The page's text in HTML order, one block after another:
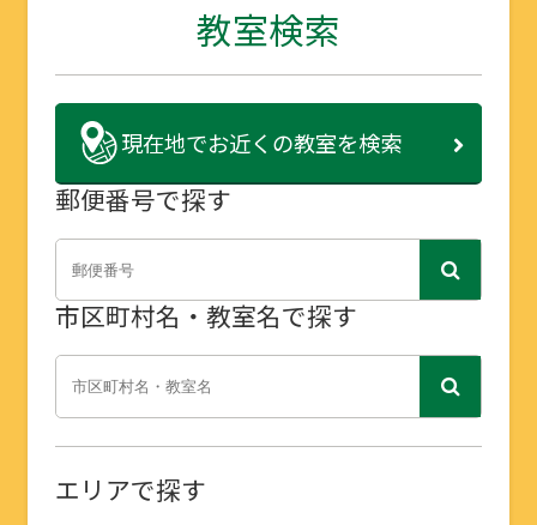
教室検索
現在地でお近くの教室を検索
郵便番号で探す
市区町村名・教室名で探す
エリアで探す